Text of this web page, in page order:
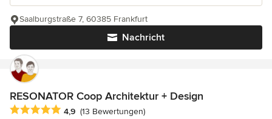
Nachricht
Saalburgstraße 7, 60385 Frankfurt
RESONATOR Coop Architektur + Design
Durchschnittliche Bewertung: 4.9 von 5 Sternen
4,9 (13 Bewertungen)